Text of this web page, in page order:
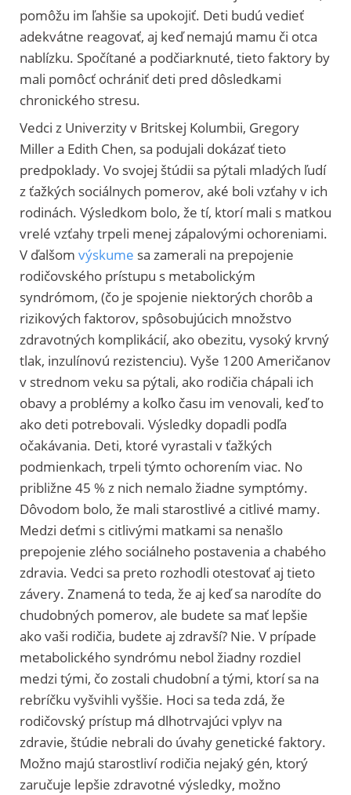
pomôžu im ľahšie sa upokojiť. Deti budú vedieť
adekvátne reagovať, aj keď nemajú mamu či otca
nablízku. Spočítané a podčiarknuté, tieto faktory by
mali pomôcť ochrániť deti pred dôsledkami
chronického stresu.
Vedci z Univerzity v Britskej Kolumbii, Gregory
Miller a Edith Chen, sa podujali dokázať tieto
predpoklady. Vo svojej štúdii sa pýtali mladých ľudí
z ťažkých sociálnych pomerov, aké boli vzťahy v ich
rodinách. Výsledkom bolo, že tí, ktorí mali s matkou
vrelé vzťahy trpeli menej zápalovými ochoreniami.
V ďalšom výskume sa zamerali na prepojenie
rodičovského prístupu s metabolickým
syndrómom, (čo je spojenie niektorých chorôb a
rizikových faktorov, spôsobujúcich množstvo
zdravotných komplikácií, ako obezitu, vysoký krvný
tlak, inzulínovú rezistenciu). Vyše 1200 Američanov
v strednom veku sa pýtali, ako rodičia chápali ich
obavy a problémy a koľko času im venovali, keď to
ako deti potrebovali. Výsledky dopadli podľa
očakávania. Deti, ktoré vyrastali v ťažkých
podmienkach, trpeli týmto ochorením viac. No
približne 45 % z nich nemalo žiadne symptómy.
Dôvodom bolo, že mali starostlivé a citlivé mamy.
Medzi deťmi s citlivými matkami sa nenašlo
prepojenie zlého sociálneho postavenia a chabého
zdravia. Vedci sa preto rozhodli otestovať aj tieto
závery. Znamená to teda, že aj keď sa narodíte do
chudobných pomerov, ale budete sa mať lepšie
ako vaši rodičia, budete aj zdravší? Nie. V prípade
metabolického syndrómu nebol žiadny rozdiel
medzi tými, čo zostali chudobní a tými, ktorí sa na
rebríčku vyšvihli vyššie. Hoci sa teda zdá, že
rodičovský prístup má dlhotrvajúci vplyv na
zdravie, štúdie nebrali do úvahy genetické faktory.
Možno majú starostliví rodičia nejaký gén, ktorý
zaručuje lepšie zdravotné výsledky, možno